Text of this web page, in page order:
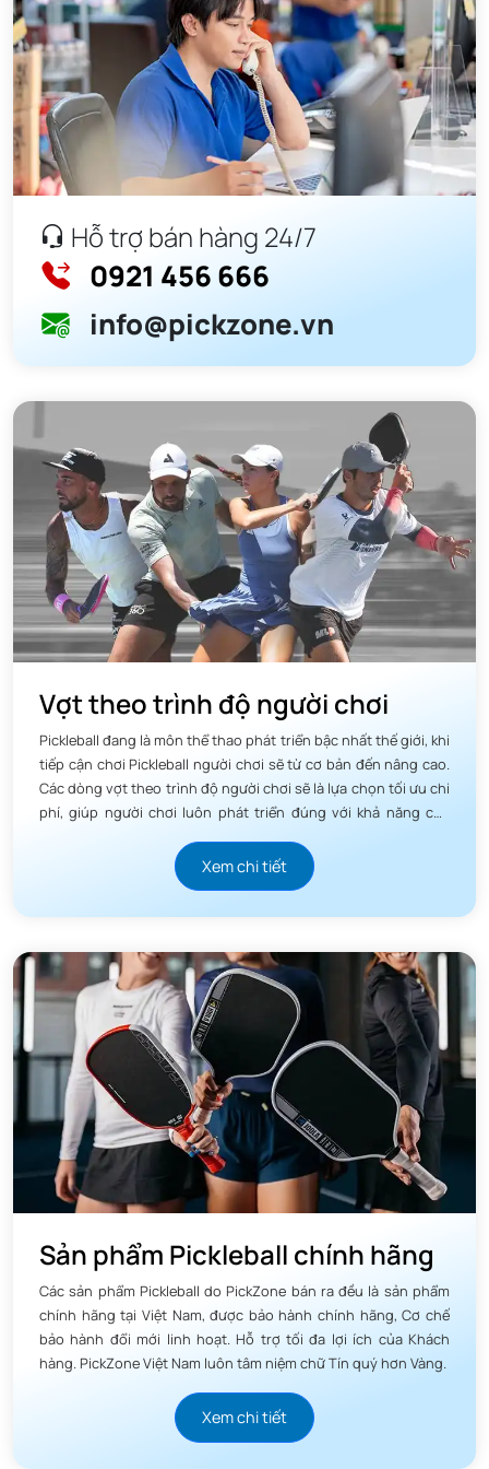
Viền bảo vệ Tăng Cường (Reinforced Edge Guard): Viền
mặt sân. JOOLA đã thiết kế lại viền bảo vệ (như hình ảnh
với màu sắc chuyển sắc ấn tượng) để tăng cường khả
năng chịu lực va đập, bảo vệ cấu trúc bên trong và duy trì
tính toàn vẹn của vợt. Độ bền được cải thiện này là một
điểm cộng khổng lồ, đặc biệt với những người chơi có tần
suất luyện tập và thi đấu cao.
Tấm Sợi Carbon Nâng Cấp (Carbon Fiber Surface): Bề mặt
vợt được làm từ sợi carbon nung chảy (Charged Carbon
cường độ cứng cáp và khả năng chống mài mòn.
3. Lớp hoàn thiện tinh tế, màu sắc tươi
Không chỉ tập trung vào hiệu suất, JOOLA Gen 3S Dual còn
thể hiện sự tinh tế trong thiết kế.
Màu Sắc Dual (Kép) Hiện Đại: Hình ảnh sản phẩm cho thấy
một thiết kế viền chuyển màu độc đáo (Dual), thường là
sự kết hợp giữa xanh lam và tím hồng rực rỡ. Sự thay đổi
này mang lại một vẻ ngoài tươi mới, năng động và nổi bật
Hỗ trợ bán hàng 24/7
0921 456 666
info@pickzone.vn
Vợt theo trình độ người chơi
Pickleball đang là môn thể thao phát triển bậc nhất thế giới, khi
tiếp cận chơi Pickleball người chơi sẽ từ cơ bản đến nâng cao.
Các dòng vợt theo trình độ người chơi sẽ là lựa chọn tối ưu chi
phí, giúp người chơi luôn phát triển đúng với khả năng của
Xem chi tiết
Sản phẩm Pickleball chính hãng
Các sản phẩm Pickleball do PickZone bán ra đều là sản phẩm
chính hãng tại Việt Nam, được bảo hành chính hãng, Cơ chế
bảo hành đổi mới linh hoạt. Hỗ trợ tối đa lợi ích của Khách
hàng. PickZone Việt Nam luôn tâm niệm chữ Tín quý hơn Vàng.
Xem chi tiết